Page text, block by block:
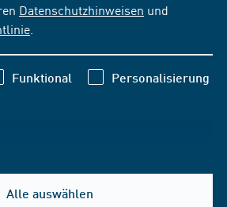
Datenschutzhinweisen und
Funktional Personalisierung
Alle auswählen